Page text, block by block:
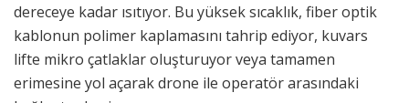
dereceye kadar ısıtıyor. Bu yüksek sıcaklık, fiber optik
kablonun polimer kaplamasını tahrip ediyor, kuvars
lifte mikro çatlaklar oluşturuyor veya tamamen
erimesine yol açarak drone ile operatör arasındaki